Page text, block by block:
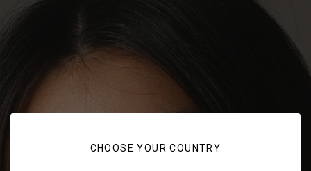
CHOOSE YOUR COUNTRY